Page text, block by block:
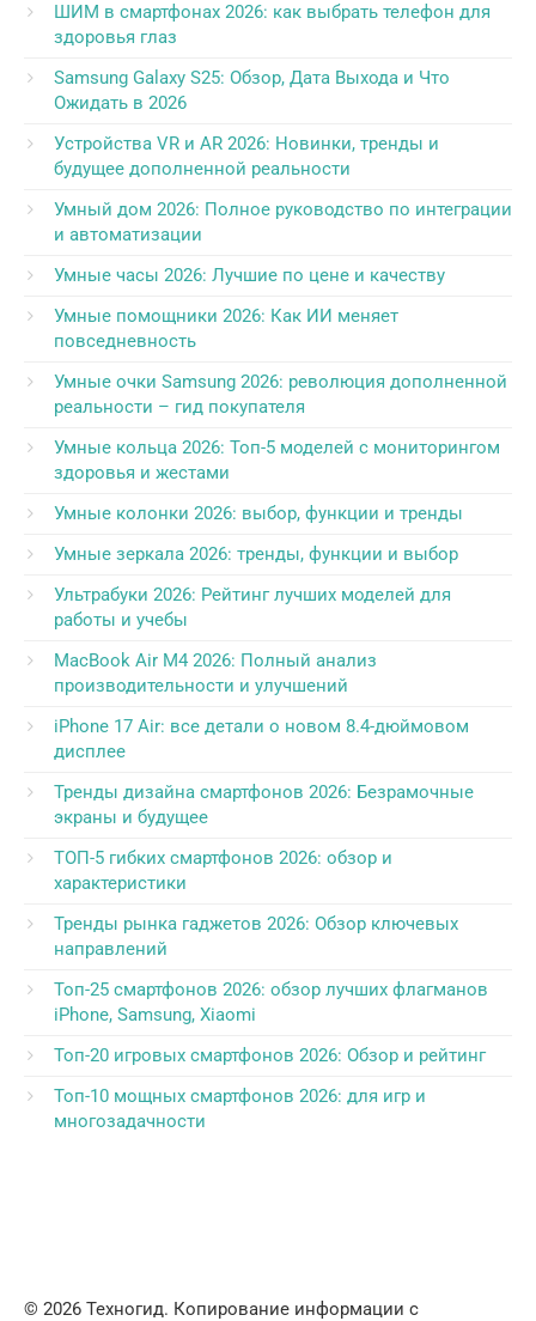
ШИМ в смартфонах 2026: как выбрать телефон для
здоровья глаз
Samsung Galaxy S25: Обзор, Дата Выхода и Что
Ожидать в 2026
Устройства VR и AR 2026: Новинки, тренды и
будущее дополненной реальности
Умный дом 2026: Полное руководство по интеграции
и автоматизации
Умные часы 2026: Лучшие по цене и качеству
Умные помощники 2026: Как ИИ меняет
повседневность
Умные очки Samsung 2026: революция дополненной
реальности – гид покупателя
Умные кольца 2026: Топ-5 моделей с мониторингом
здоровья и жестами
Умные колонки 2026: выбор, функции и тренды
Умные зеркала 2026: тренды, функции и выбор
Ультрабуки 2026: Рейтинг лучших моделей для
работы и учебы
MacBook Air M4 2026: Полный анализ
производительности и улучшений
iPhone 17 Air: все детали о новом 8.4-дюймовом
дисплее
Тренды дизайна смартфонов 2026: Безрамочные
экраны и будущее
ТОП-5 гибких смартфонов 2026: обзор и
характеристики
Тренды рынка гаджетов 2026: Обзор ключевых
направлений
Топ-25 смартфонов 2026: обзор лучших флагманов
iPhone, Samsung, Xiaomi
Топ-20 игровых смартфонов 2026: Обзор и рейтинг
Топ-10 мощных смартфонов 2026: для игр и
многозадачности
© 2026 Техногид. Копирование информации с